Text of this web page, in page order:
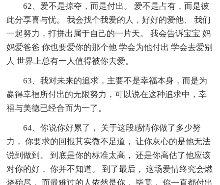
62、爱不是掠夺，而是付出。 爱不是占有，而是彼
此分享喜与忧。 我会找个我爱的人，好好的爱他、 我们
一起努力，打拼出属于自己的一片天。 我会告诉宝宝 妈
妈爱爸爸 你也要爱你的那个他 学会为他付出 学会去爱别
人 世界上总有一人值得被你去爱。
63、我对未来的追求，主要不是幸福本身，而是为
赢得幸福所付出的无限努力，可以说在这种追求中，幸
福与美德已经合而为一了。
64、你说你好累了， 关于这段感情你做了多少努
力， 你要求的回报其实微不足道， 让你灰心的是他无法
说到做到。 到底是你的标准太高， 还是你高估了他应该
对你的好， 你并不知道。 到了最后， 这场爱情终究会燃
烧殆尽， 而最难过的人依然是你， 毕竟， 你一直都付出